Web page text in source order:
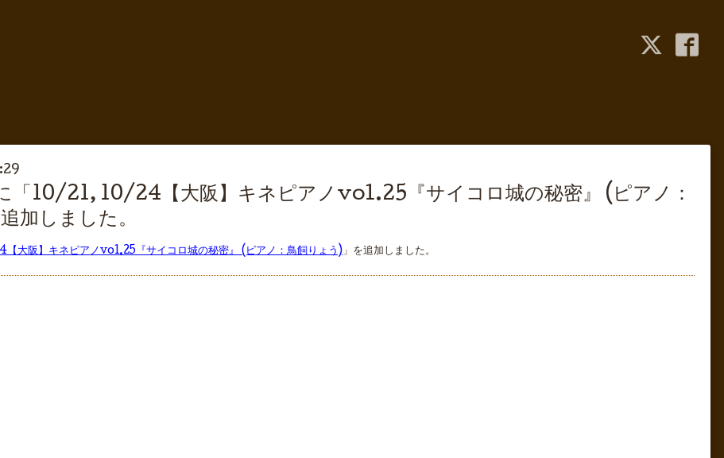
「10/21, 10/24【大阪】キネピアノvol.25『サイコロ城の秘密』 (ピアノ：
加しました。
大阪】キネピアノvol.25『サイコロ城の秘密』 (ピアノ：鳥飼りょう)」を追加しました。